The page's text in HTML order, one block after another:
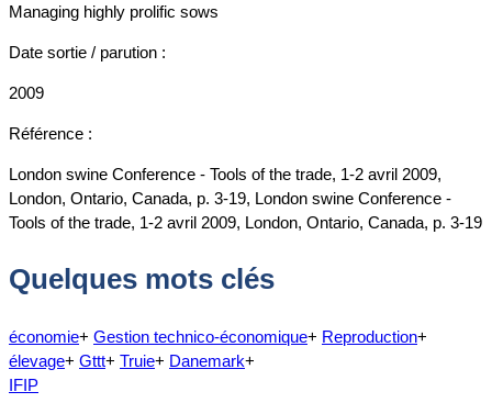
Managing highly prolific sows
Date sortie / parution :
2009
Référence :
London swine Conference - Tools of the trade, 1-2 avril 2009,
London, Ontario, Canada, p. 3-19, London swine Conference -
Tools of the trade, 1-2 avril 2009, London, Ontario, Canada, p. 3-19
Quelques mots clés
économie+ Gestion technico-économique+ Reproduction+
élevage+ Gttt+ Truie+ Danemark+
IFIP